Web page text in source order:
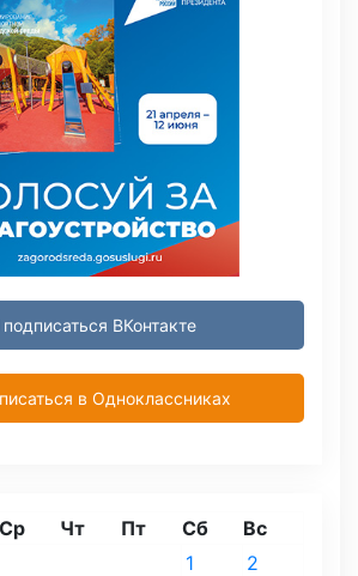
ВКонтакте
в Одноклассниках
Ср Чт Пт Сб Вс
1
2